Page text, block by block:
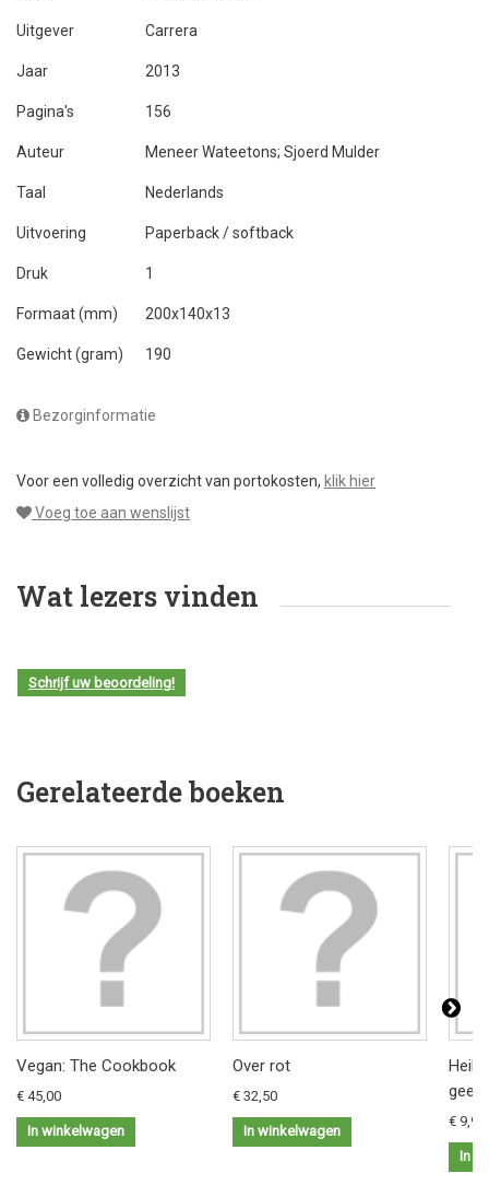
Uitgever Carrera
Jaar 2013
Pagina's 156
Auteur Meneer Wateetons; Sjoerd Mulder
Taal Nederlands
Uitvoering Paperback / softback
Druk 1
Formaat (mm) 200x140x13
Gewicht (gram) 190
Bezorginformatie
Voor een volledig overzicht van portokosten, klik hier
Voeg toe aan wenslijst
Wat lezers vinden
Schrijf uw beoordeling!
Gerelateerde boeken
Vegan: The Cookbook
€ 45,00
In winkelwagen
Over rot
€ 32,50
In winkelwagen
€ 9,95
In